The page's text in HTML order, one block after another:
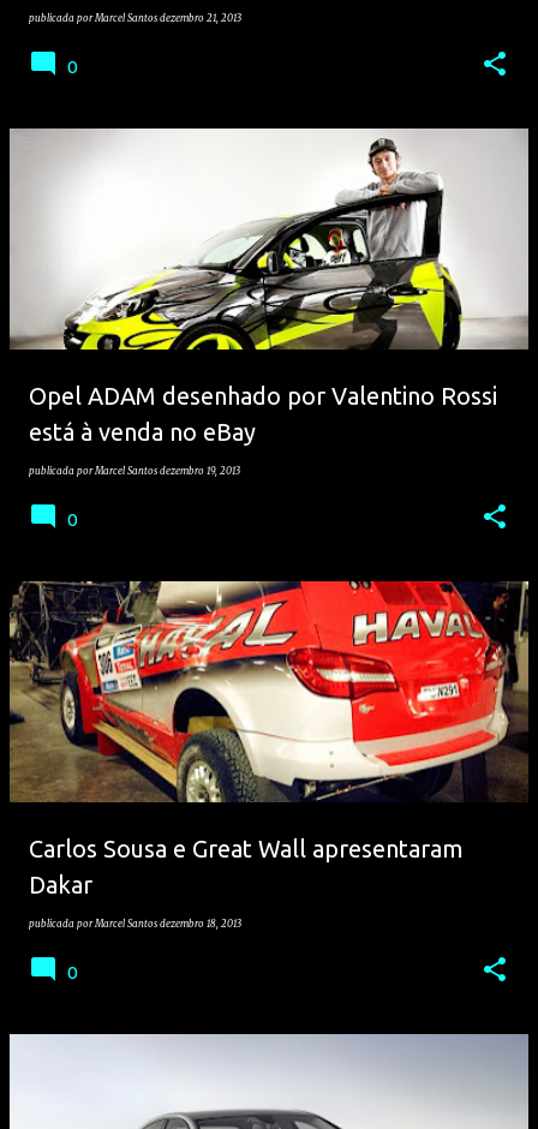
publicada porMarcel Santos dezembro 21, 2013
0
Opel ADAM desenhado por Valentino Rossi
está à venda no eBay
publicada porMarcel Santos dezembro 19, 2013
0
Carlos Sousa e Great Wall apresentaram
Dakar
publicada porMarcel Santos dezembro 18, 2013
0